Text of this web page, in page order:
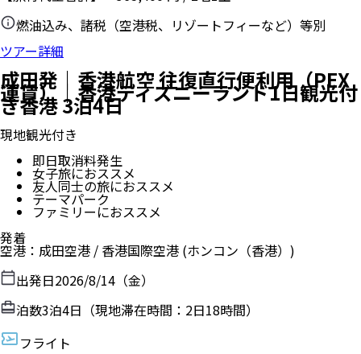
燃油込み、諸税（空港税、リゾートフィーなど）等別
ツアー詳細
成田発｜香港航空 往復直行便利用（PEX
運賃）｜香港ディズニーランド1日観光付
き香港 3泊4日
現地観光付き
即日取消料発生
女子旅におススメ
友人同士の旅におススメ
テーマパーク
ファミリーにおススメ
発着
空港 ： 成田空港 / 香港国際空港 (ホンコン（香港）)
出発日2026/8/14（金）
泊数3泊4日（現地滞在時間： 2日18時間）
フライト